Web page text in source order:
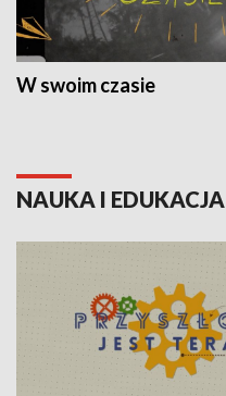
W swoim czasie
NAUKA I EDUKACJA